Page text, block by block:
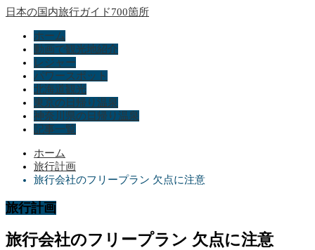
日本の国内旅行ガイド700箇所
ホーム
動画で観光地紹介
レジャー
パワースポット
北海道観光
東京の日帰り温泉
神奈川県の日帰り温泉
記事一覧
ホーム
旅行計画
旅行会社のフリープラン 欠点に注意
旅行計画
旅行会社のフリープラン 欠点に注意